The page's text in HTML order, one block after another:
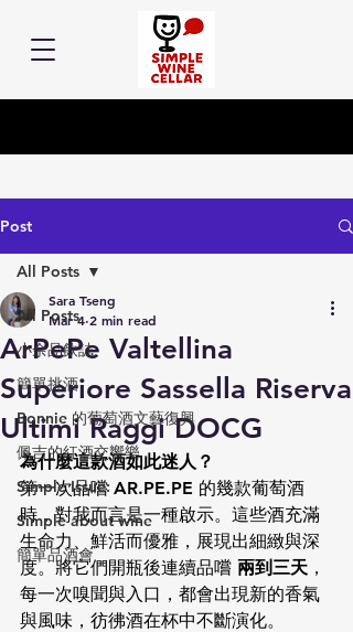
Post
All Posts
小余品飲誌
簡單挑酒
Bonnie 的葡萄酒文藝復興
佩吉的紅酒交響樂
Simple Issue:
Simple about wine
簡單品酒會
All Posts
ArPePe Valtellina
Superiore Sassella Riserva
Ultimi Raggi DOCG
Sara Tseng
Mar 4 2 min read
為什麼這款酒如此迷人？
第一次品嚐 AR.PE.PE 的幾款葡萄酒
時，對我而言是一種啟示。這些酒充滿
生命力、鮮活而優雅，展現出細緻與深
度。將它們開瓶後連續品嚐 兩到三天 ，
每一次嗅聞與入口，都會出現新的香氣
與風味，彷彿酒在杯中不斷演化。